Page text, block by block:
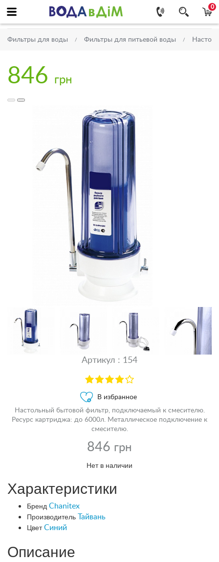
0
Фильтры для воды Фильтры для питьевой воды
846 грн
Артикул : 154
В избранное
Настольный бытовой фильтр, подключаемый к смесителю.
Ресурс картриджа: до 6000л. Металлическое подключение к
смесителю.
846 грн
Нет в наличии
Характеристики
Бренд Chanitex
Производитель Тайвань
Цвет Синий
Описание